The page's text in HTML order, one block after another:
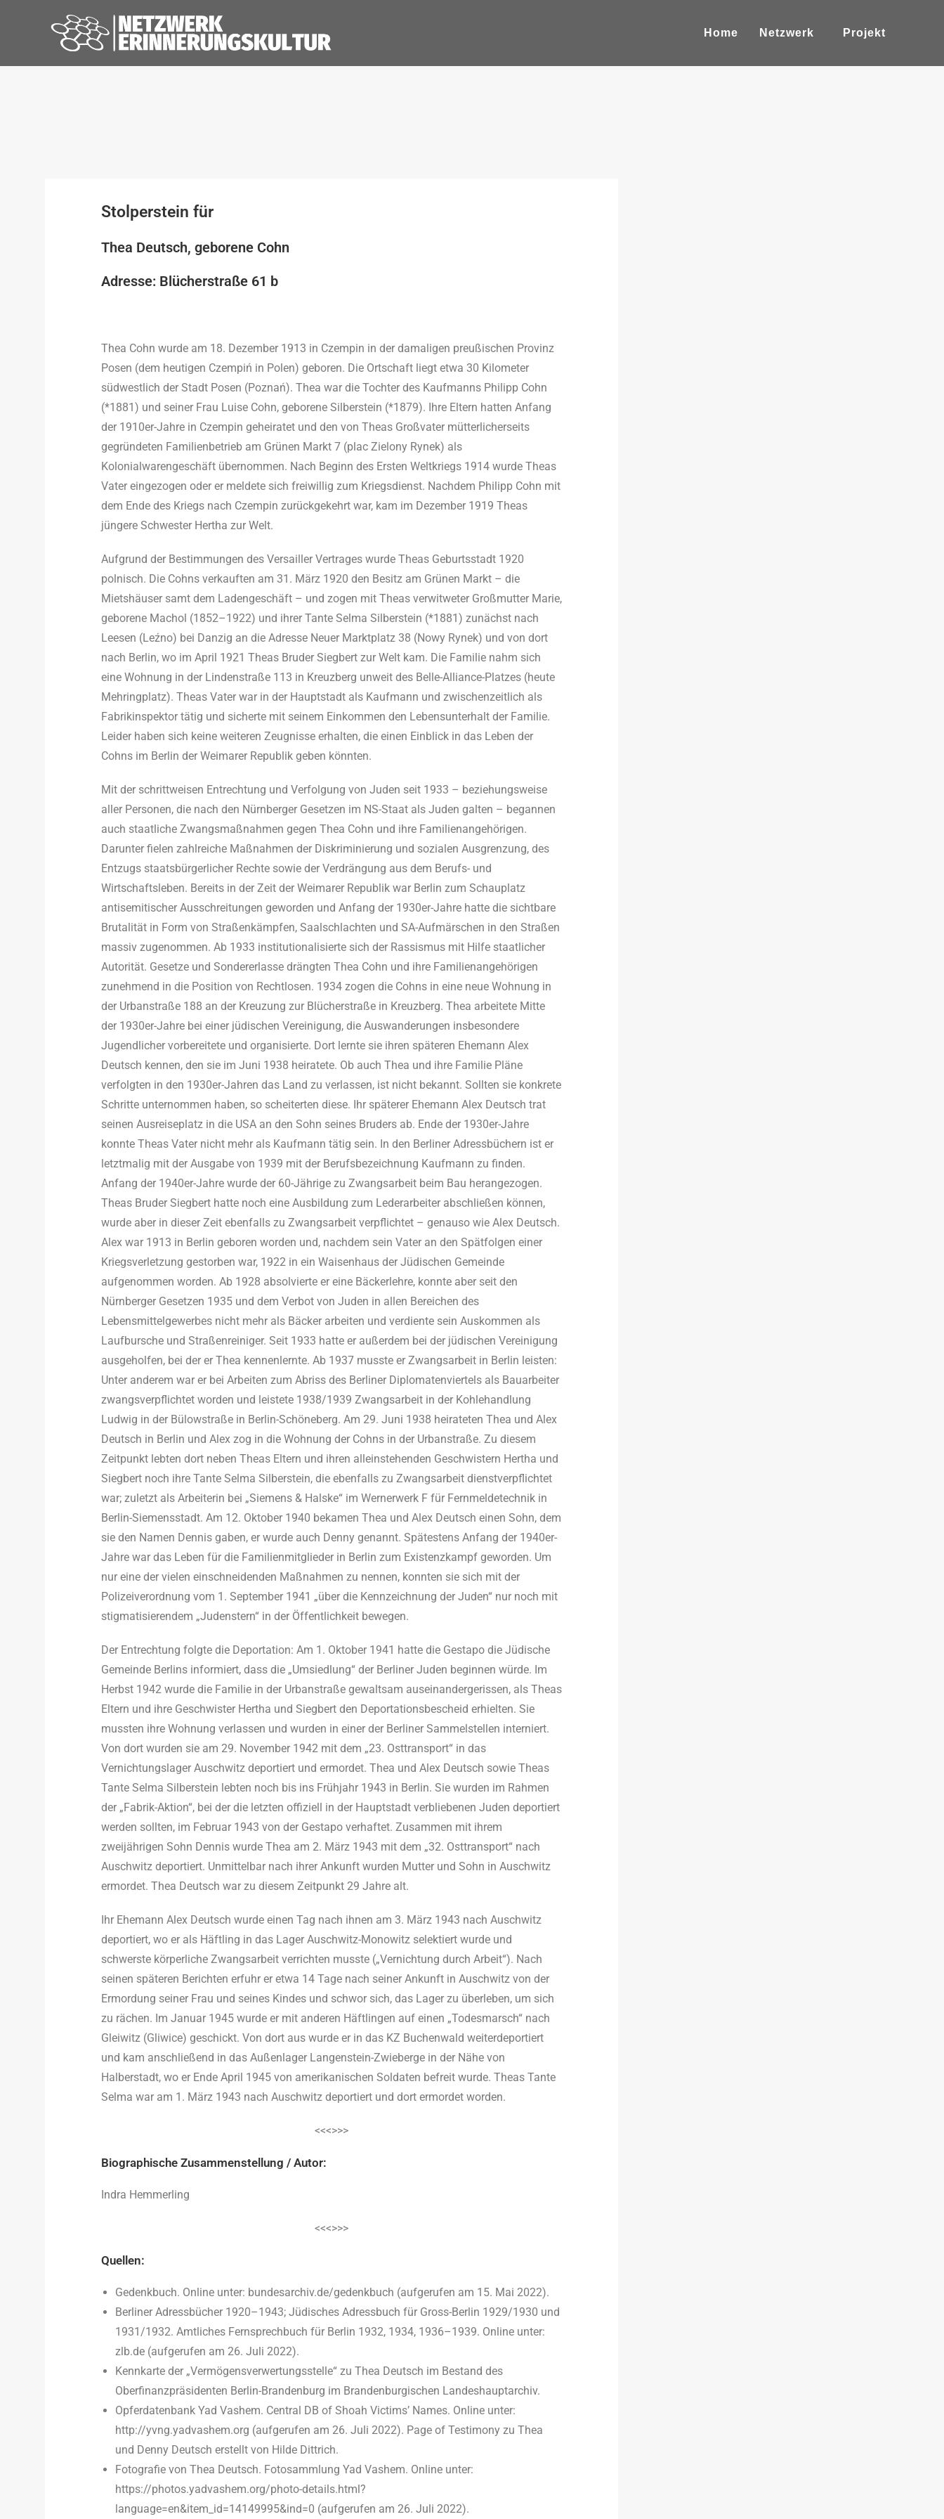
Home Netzwerk Projekt
Stolperstein für
Thea Deutsch, geborene Cohn
Adresse: Blücherstraße 61 b
Thea Cohn wurde am 18. Dezember 1913 in Czempin in der damaligen preußischen Provinz
Posen (dem heutigen Czempiń in Polen) geboren. Die Ortschaft liegt etwa 30 Kilometer
südwestlich der Stadt Posen (Poznań). Thea war die Tochter des Kaufmanns Philipp Cohn
(*1881) und seiner Frau Luise Cohn, geborene Silberstein (*1879). Ihre Eltern hatten Anfang
der 1910er-Jahre in Czempin geheiratet und den von Theas Großvater mütterlicherseits
gegründeten Familienbetrieb am Grünen Markt 7 (plac Zielony Rynek) als
Kolonialwarengeschäft übernommen. Nach Beginn des Ersten Weltkriegs 1914 wurde Theas
Vater eingezogen oder er meldete sich freiwillig zum Kriegsdienst. Nachdem Philipp Cohn mit
dem Ende des Kriegs nach Czempin zurückgekehrt war, kam im Dezember 1919 Theas
jüngere Schwester Hertha zur Welt.
Aufgrund der Bestimmungen des Versailler Vertrages wurde Theas Geburtsstadt 1920
polnisch. Die Cohns verkauften am 31. März 1920 den Besitz am Grünen Markt – die
Mietshäuser samt dem Ladengeschäft – und zogen mit Theas verwitweter Großmutter Marie,
geborene Machol (1852–1922) und ihrer Tante Selma Silberstein (*1881) zunächst nach
Leesen (Leźno) bei Danzig an die Adresse Neuer Marktplatz 38 (Nowy Rynek) und von dort
nach Berlin, wo im April 1921 Theas Bruder Siegbert zur Welt kam. Die Familie nahm sich
eine Wohnung in der Lindenstraße 113 in Kreuzberg unweit des Belle-Alliance-Platzes (heute
Mehringplatz). Theas Vater war in der Hauptstadt als Kaufmann und zwischenzeitlich als
Fabrikinspektor tätig und sicherte mit seinem Einkommen den Lebensunterhalt der Familie.
Leider haben sich keine weiteren Zeugnisse erhalten, die einen Einblick in das Leben der
Cohns im Berlin der Weimarer Republik geben könnten.
Mit der schrittweisen Entrechtung und Verfolgung von Juden seit 1933 – beziehungsweise
aller Personen, die nach den Nürnberger Gesetzen im NS-Staat als Juden galten – begannen
auch staatliche Zwangsmaßnahmen gegen Thea Cohn und ihre Familienangehörigen.
Darunter fielen zahlreiche Maßnahmen der Diskriminierung und sozialen Ausgrenzung, des
Entzugs staatsbürgerlicher Rechte sowie der Verdrängung aus dem Berufs- und
Wirtschaftsleben. Bereits in der Zeit der Weimarer Republik war Berlin zum Schauplatz
antisemitischer Ausschreitungen geworden und Anfang der 1930er-Jahre hatte die sichtbare
Brutalität in Form von Straßenkämpfen, Saalschlachten und SA-Aufmärschen in den Straßen
massiv zugenommen. Ab 1933 institutionalisierte sich der Rassismus mit Hilfe staatlicher
Autorität. Gesetze und Sondererlasse drängten Thea Cohn und ihre Familienangehörigen
zunehmend in die Position von Rechtlosen. 1934 zogen die Cohns in eine neue Wohnung in
der Urbanstraße 188 an der Kreuzung zur Blücherstraße in Kreuzberg. Thea arbeitete Mitte
der 1930er-Jahre bei einer jüdischen Vereinigung, die Auswanderungen insbesondere
Jugendlicher vorbereitete und organisierte. Dort lernte sie ihren späteren Ehemann Alex
Deutsch kennen, den sie im Juni 1938 heiratete. Ob auch Thea und ihre Familie Pläne
verfolgten in den 1930er-Jahren das Land zu verlassen, ist nicht bekannt. Sollten sie konkrete
Schritte unternommen haben, so scheiterten diese. Ihr späterer Ehemann Alex Deutsch trat
seinen Ausreiseplatz in die USA an den Sohn seines Bruders ab. Ende der 1930er-Jahre
konnte Theas Vater nicht mehr als Kaufmann tätig sein. In den Berliner Adressbüchern ist er
letztmalig mit der Ausgabe von 1939 mit der Berufsbezeichnung Kaufmann zu finden.
Anfang der 1940er-Jahre wurde der 60-Jährige zu Zwangsarbeit beim Bau herangezogen.
Theas Bruder Siegbert hatte noch eine Ausbildung zum Lederarbeiter abschließen können,
wurde aber in dieser Zeit ebenfalls zu Zwangsarbeit verpflichtet – genauso wie Alex Deutsch.
Alex war 1913 in Berlin geboren worden und, nachdem sein Vater an den Spätfolgen einer
Kriegsverletzung gestorben war, 1922 in ein Waisenhaus der Jüdischen Gemeinde
aufgenommen worden. Ab 1928 absolvierte er eine Bäckerlehre, konnte aber seit den
Nürnberger Gesetzen 1935 und dem Verbot von Juden in allen Bereichen des
Lebensmittelgewerbes nicht mehr als Bäcker arbeiten und verdiente sein Auskommen als
Laufbursche und Straßenreiniger. Seit 1933 hatte er außerdem bei der jüdischen Vereinigung
ausgeholfen, bei der er Thea kennenlernte. Ab 1937 musste er Zwangsarbeit in Berlin leisten:
Unter anderem war er bei Arbeiten zum Abriss des Berliner Diplomatenviertels als Bauarbeiter
zwangsverpflichtet worden und leistete 1938/1939 Zwangsarbeit in der Kohlehandlung
Ludwig in der Bülowstraße in Berlin-Schöneberg. Am 29. Juni 1938 heirateten Thea und Alex
Deutsch in Berlin und Alex zog in die Wohnung der Cohns in der Urbanstraße. Zu diesem
Zeitpunkt lebten dort neben Theas Eltern und ihren alleinstehenden Geschwistern Hertha und
Siegbert noch ihre Tante Selma Silberstein, die ebenfalls zu Zwangsarbeit dienstverpflichtet
war; zuletzt als Arbeiterin bei „Siemens & Halske“ im Wernerwerk F für Fernmeldetechnik in
Berlin-Siemensstadt. Am 12. Oktober 1940 bekamen Thea und Alex Deutsch einen Sohn, dem
sie den Namen Dennis gaben, er wurde auch Denny genannt. Spätestens Anfang der 1940er-
Jahre war das Leben für die Familienmitglieder in Berlin zum Existenzkampf geworden. Um
nur eine der vielen einschneidenden Maßnahmen zu nennen, konnten sie sich mit der
Polizeiverordnung vom 1. September 1941 „über die Kennzeichnung der Juden“ nur noch mit
stigmatisierendem „Judenstern“ in der Öffentlichkeit bewegen.
Der Entrechtung folgte die Deportation: Am 1. Oktober 1941 hatte die Gestapo die Jüdische
Gemeinde Berlins informiert, dass die „Umsiedlung“ der Berliner Juden beginnen würde. Im
Herbst 1942 wurde die Familie in der Urbanstraße gewaltsam auseinandergerissen, als Theas
Eltern und ihre Geschwister Hertha und Siegbert den Deportationsbescheid erhielten. Sie
mussten ihre Wohnung verlassen und wurden in einer der Berliner Sammelstellen interniert.
Von dort wurden sie am 29. November 1942 mit dem „23. Osttransport“ in das
Vernichtungslager Auschwitz deportiert und ermordet. Thea und Alex Deutsch sowie Theas
Tante Selma Silberstein lebten noch bis ins Frühjahr 1943 in Berlin. Sie wurden im Rahmen
der „Fabrik-Aktion“, bei der die letzten offiziell in der Hauptstadt verbliebenen Juden deportiert
werden sollten, im Februar 1943 von der Gestapo verhaftet. Zusammen mit ihrem
zweijährigen Sohn Dennis wurde Thea am 2. März 1943 mit dem „32. Osttransport“ nach
Auschwitz deportiert. Unmittelbar nach ihrer Ankunft wurden Mutter und Sohn in Auschwitz
ermordet. Thea Deutsch war zu diesem Zeitpunkt 29 Jahre alt.
Ihr Ehemann Alex Deutsch wurde einen Tag nach ihnen am 3. März 1943 nach Auschwitz
deportiert, wo er als Häftling in das Lager Auschwitz-Monowitz selektiert wurde und
schwerste körperliche Zwangsarbeit verrichten musste („Vernichtung durch Arbeit“). Nach
seinen späteren Berichten erfuhr er etwa 14 Tage nach seiner Ankunft in Auschwitz von der
Ermordung seiner Frau und seines Kindes und schwor sich, das Lager zu überleben, um sich
zu rächen. Im Januar 1945 wurde er mit anderen Häftlingen auf einen „Todesmarsch“ nach
Gleiwitz (Gliwice) geschickt. Von dort aus wurde er in das KZ Buchenwald weiterdeportiert
und kam anschließend in das Außenlager Langenstein-Zwieberge in der Nähe von
Halberstadt, wo er Ende April 1945 von amerikanischen Soldaten befreit wurde. Theas Tante
Selma war am 1. März 1943 nach Auschwitz deportiert und dort ermordet worden.
<<<>>>
Biographische Zusammenstellung / Autor:
Indra Hemmerling
<<<>>>
Quellen:
Gedenkbuch. Online unter: bundesarchiv.de/gedenkbuch (aufgerufen am 15. Mai 2022).
Berliner Adressbücher 1920­–1943; Jüdisches Adressbuch für Gross-Berlin 1929/1930 und
1931/1932. Amtliches Fernsprechbuch für Berlin 1932, 1934, 1936–1939. Online unter:
zlb.de (aufgerufen am 26. Juli 2022).
Kennkarte der „Vermögensverwertungsstelle“ zu Thea Deutsch im Bestand des
Oberfinanzpräsidenten Berlin-Brandenburg im Brandenburgischen Landeshauptarchiv.
Opferdatenbank Yad Vashem. Central DB of Shoah Victims’ Names. Online unter:
http://yvng.yadvashem.org (aufgerufen am 26. Juli 2022). Page of Testimony zu Thea
und Denny Deutsch erstellt von Hilde Dittrich.
Fotografie von Thea Deutsch. Fotosammlung Yad Vashem. Online unter:
https://photos.yadvashem.org/photo-details.html?
language=en&item_id=14149995&ind=0 (aufgerufen am 26. Juli 2022).